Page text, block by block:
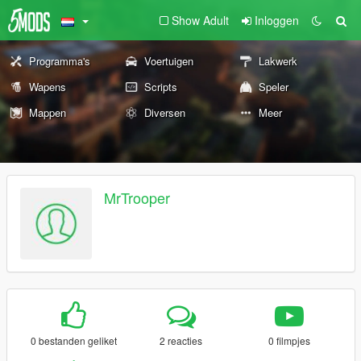
Show Adult Inloggen
Programma's Voertuigen
Lakwerk
Wapens
Scripts
Speler
Mappen
Diversen Meer
MrTrooper
0 bestanden geliket 2 reacties 0 filmpjes